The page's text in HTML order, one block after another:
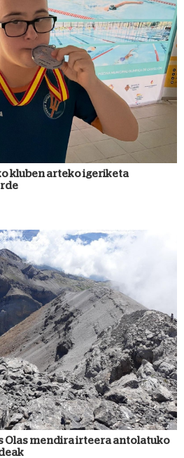
kluben arteko igeriketa
Olas mendira irteera antolatuko